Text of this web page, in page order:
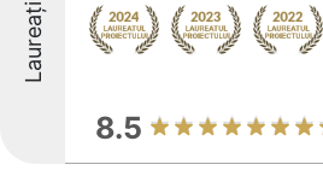
Laureați
8.5